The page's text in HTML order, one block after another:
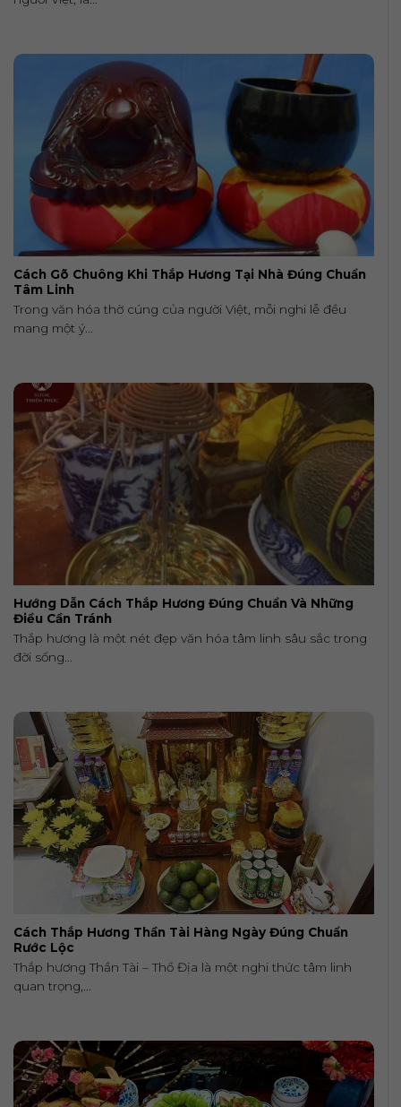
Cách Gõ Chuông Khi Thắp Hương Tại Nhà Đúng Chuẩn
Tâm Linh
Trong văn hóa thờ cúng của người Việt, mỗi nghi lễ đều
mang một ý...
Hướng Dẫn Cách Thắp Hương Đúng Chuẩn Và Những
Điều Cần Tránh
Thắp hương là một nét đẹp văn hóa tâm linh sâu sắc trong
đời sống...
Cách Thắp Hương Thần Tài Hàng Ngày Đúng Chuẩn
Rước Lộc
Thắp hương Thần Tài – Thổ Địa là một nghi thức tâm linh
quan trọng,...